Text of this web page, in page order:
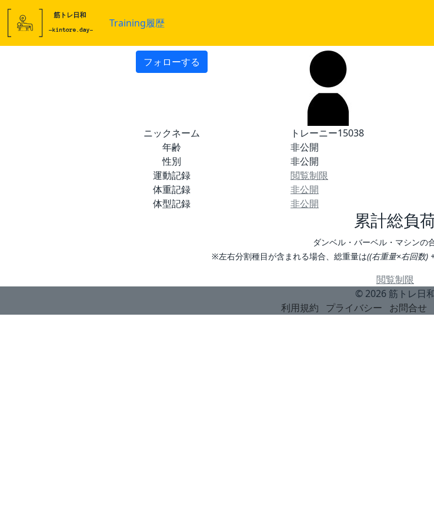
Training履歴
フォローする
ニックネーム
トレーニー15038
年齢
非公開
性別
非公開
運動記録
閲覧制限
体重記録
非公開
体型記録
非公開
累計総負
ダンベル・バーベル・マシンの
※左右分割種目が含まれる場合、総重量は((右重量×右回数)
閲覧制限
© 2026 筋トレ日
利用規約
プライバシー お問合せ